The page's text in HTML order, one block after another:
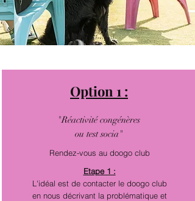
Option 1 :
"Réactivité congénères
ou test socia"
Rendez-vous au doogo club
Etape 1 :
L'idéal est de contacter le doogo club
en nous décrivant la problématique et